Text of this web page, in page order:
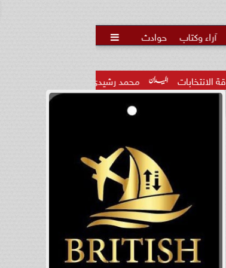
آراء وكتاب حوادث 
محمد رشيدي: لقاء الرئيس السيسي وملك البحرين